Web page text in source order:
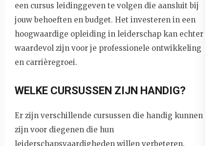
een cursus leidinggeven te volgen die aansluit bij
jouw behoeften en budget. Het investeren in een
hoogwaardige opleiding in leiderschap kan echter
waardevol zijn voor je professionele ontwikkeling
en carrièregroei.
WELKE CURSUSSEN ZIJN HANDIG?
Er zijn verschillende cursussen die handig kunnen
zijn voor diegenen die hun
leiderschapsvaardigheden willen verbeteren.